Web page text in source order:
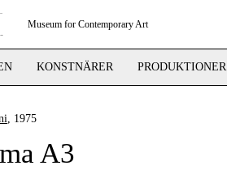
Museum for Contemporary Art
KONSTNÄRER PRODUKTIONER
, 1975
A3